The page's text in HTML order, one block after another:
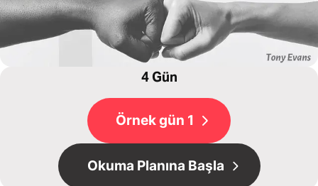
4 Gün
Örnek gün 1
Okuma Planına Başla